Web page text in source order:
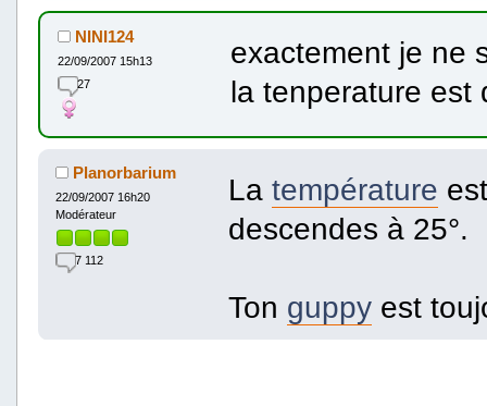
NINI124
22/09/2007 15h13
27
exactement je ne
la tenperature est
Planorbarium
22/09/2007 16h20
Modérateur
7 112
La température
descendes à 25°.
Ton guppyest